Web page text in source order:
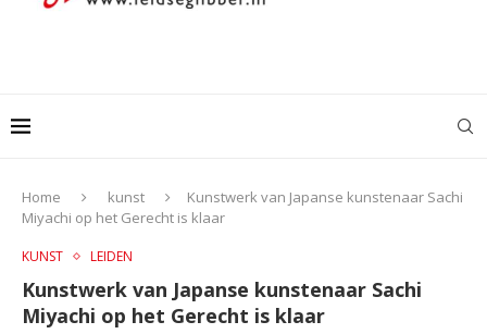
Home kunst
Kunstwerk van Japanse kunstenaar Sachi
Miyachi op het Gerecht is klaar
KUNST LEIDEN
Kunstwerk van Japanse kunstenaar Sachi
Miyachi op het Gerecht is klaar